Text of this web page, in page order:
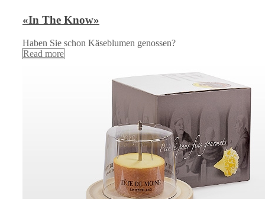
«In The Know»
Haben Sie schon Käseblumen genossen?
Read more